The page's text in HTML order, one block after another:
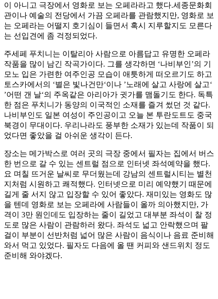
이 아니고 극장에서 영화로 보는 오페라라고 했다.세종문화회
관이나 예술의 전당에서 가끔 오페라를 관람했지만, 영화로 보
는 오페라는 어떨지 호기심이 들면서 혹시 지루할지도 모른다
는 선입견에 좀 걱정되었다.
주세페 푸치니는 이탈리아 사람으로 아름답고 유명한 오페라
작품을 많이 남긴 작곡가이다. 그를 생각하면 ‘나비부인’의 기
모노 입은 가련한 여주인공 모습이 애틋하게 떠오르기도 하고
토스카에서의 ‘별은 빛나건만‘이나 ’노래에 살고 사랑에 살고‘
’어떤 갠 날‘의 주옥같은 아리아가 귓가를 맴돌기도 한다. 독특
한 점은 푸치니가 동양의 이국적인 소재를 즐겨 썼던 것 같다.
나비부인도 일본 여성이 주인공이고 오늘 본 투란도트도 중국
북경이 무대이다. 우리나라도 풍부한 소재가 있는데 작품이 되
었다면 좋았을 걸 아쉬운 생각이 든다.
장소는 메가박스로 여러 곳의 극장 중에서 필자는 집에서 버스
한 번으로 갈 수 있는 센트럴 점으로 인터넷 좌석예약을 했다.
요 며칠 뜨거운 날씨로 무더웠는데 강남의 센트럴시티는 별천
지처럼 시원하고 쾌적했다. 인터넷으로 미리 예약했기 때문에
길게 줄 서지 않고 입장할 수 있어 좋았다. 재미있는 영화도 많
을 텐데 영화로 보는 오페라에 사람들이 올까 의아했지만, 가
격이 3만 원인데도 입장하는 줄이 길었고 대부분 좌석이 찰 정
도로 많은 사람이 관람하러 왔다. 좌석도 넓고 안락했으며 팔
걸이 부분이 선반처럼 넓어 많은 사람이 음식이나 음료 준비해
와서 먹고 있었다. 필자도 다음에 올 땐 커피와 샌드위치 정도
준비해 와야겠다.